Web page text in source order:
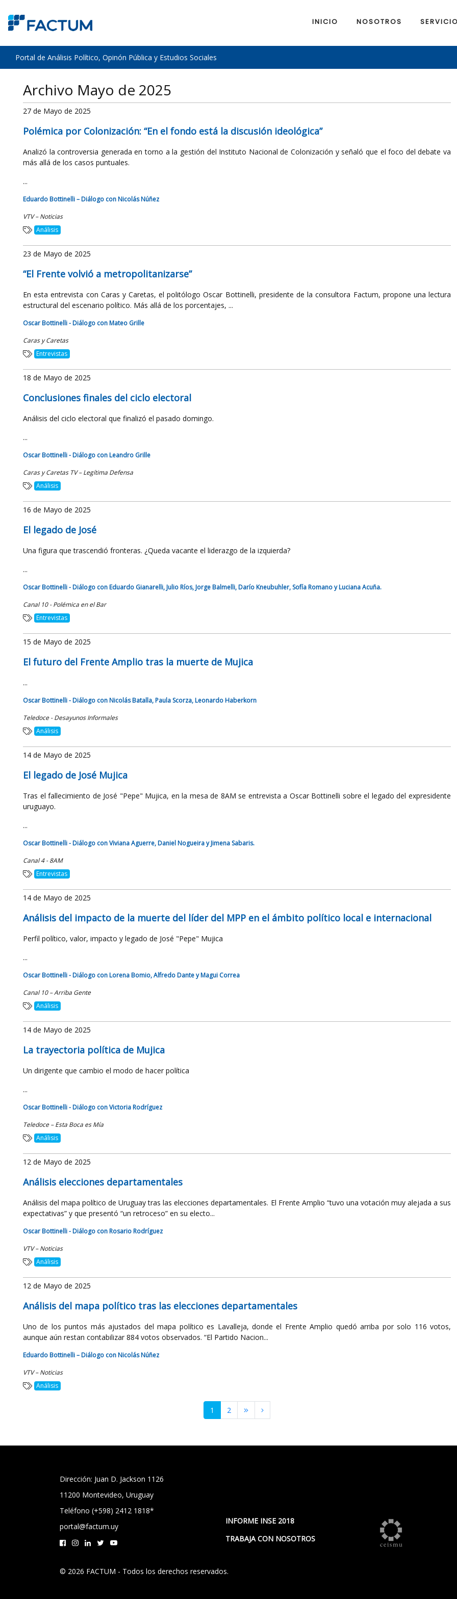
INICIO NOSOTROS
Portal de Análisis Político, Opinón Pública y Estudios Sociales
Archivo Mayo de 2025
27 de Mayo de 2025
Polémica por Colonización: “En el fondo está la discusión ideológica”
Analizó la controversia generada en torno a la gestión del Instituto Nacional de Colonización y señaló que el foco del debate va
más allá de los casos puntuales.
...
Eduardo Bottinelli – Diálogo con Nicolás Núñez
VTV – Noticias
Análisis
23 de Mayo de 2025
“El Frente volvió a metropolitanizarse”
En esta entrevista con Caras y Caretas, el politólogo Oscar Bottinelli, presidente de la consultora Factum, propone una lectura
estructural del escenario político. Más allá de los porcentajes, ...
Oscar Bottinelli - Diálogo con Mateo Grille
Caras y Caretas
Entrevistas
18 de Mayo de 2025
Conclusiones finales del ciclo electoral
Análisis del ciclo electoral que finalizó el pasado domingo.
...
Oscar Bottinelli - Diálogo con Leandro Grille
Caras y Caretas TV – Legítima Defensa
Análisis
16 de Mayo de 2025
El legado de José
Una figura que trascendió fronteras. ¿Queda vacante el liderazgo de la izquierda?
...
Oscar Bottinelli - Diálogo con Eduardo Gianarelli, Julio Ríos, Jorge Balmelli, Darío Kneubuhler, Sofía Romano y Luciana Acuña.
Canal 10 - Polémica en el Bar
Entrevistas
15 de Mayo de 2025
El futuro del Frente Amplio tras la muerte de Mujica
...
Oscar Bottinelli - Diálogo con Nicolás Batalla, Paula Scorza, Leonardo Haberkorn
Teledoce - Desayunos Informales
Análisis
14 de Mayo de 2025
El legado de José Mujica
Tras el fallecimiento de José "Pepe" Mujica, en la mesa de 8AM se entrevista a Oscar Bottinelli sobre el legado del expresidente
uruguayo.
...
Oscar Bottinelli - Diálogo con Viviana Aguerre, Daniel Nogueira y Jimena Sabaris.
Canal 4 - 8AM
Entrevistas
14 de Mayo de 2025
Análisis del impacto de la muerte del líder del MPP en el ámbito político local e internacional
Perfil político, valor, impacto y legado de José "Pepe" Mujica
...
Oscar Bottinelli - Diálogo con Lorena Bomio, Alfredo Dante y Magui Correa
Canal 10 – Arriba Gente
Análisis
14 de Mayo de 2025
La trayectoria política de Mujica
Un dirigente que cambio el modo de hacer política
...
Oscar Bottinelli - Diálogo con Victoria Rodríguez
Teledoce – Esta Boca es Mía
Análisis
12 de Mayo de 2025
Análisis elecciones departamentales
Análisis del mapa político de Uruguay tras las elecciones departamentales. El Frente Amplio “tuvo una votación muy alejada a sus
expectativas” y que presentó “un retroceso” en su electo...
Oscar Bottinelli - Diálogo con Rosario Rodríguez
VTV – Noticias
Análisis
12 de Mayo de 2025
Análisis del mapa político tras las elecciones departamentales
Uno de los puntos más ajustados del mapa político es Lavalleja, donde el Frente Amplio quedó arriba por solo 116 votos,
aunque aún restan contabilizar 884 votos observados. “El Partido Nacion...
Eduardo Bottinelli – Diálogo con Nicolás Núñez
VTV – Noticias
Análisis
1 2
Dirección: Juan D. Jackson 1126
11200 Montevideo, Uruguay
Teléfono (+598) 2412 1818*
portal@factum.uy
INFORME INSE 2018
TRABAJA CON NOSOTROS
© 2026 FACTUM - Todos los derechos reservados.